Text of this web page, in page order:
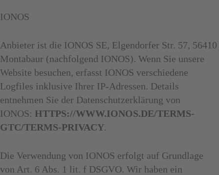
IONOS
Anbieter ist die IONOS SE, Elgendorfer Str. 57, 56410
Montabaur (nachfolgend IONOS). Wenn Sie unsere
Website besuchen, erfasst IONOS verschiedene
Logfiles inklusive Ihrer IP-Adressen. Details
entnehmen Sie der Datenschutzerklärung von
IONOS: HTTPS://WWW.IONOS.DE/TERMS-
GTC/TERMS-PRIVACY.
Die Verwendung von IONOS erfolgt auf Grundlage
von Art. 6 Abs. 1 lit. f DSGVO. Wir haben ein